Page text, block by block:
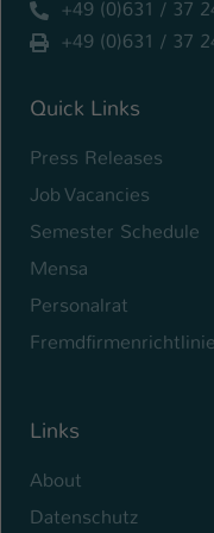
+49 (0)631 / 37
+49 (0)631 / 37
Quick Links
Press Releases
Job Vacancies
Semester Schedule
Mensa
Personalrat
Links
About
Datenschutz
Name
Zweck
ein